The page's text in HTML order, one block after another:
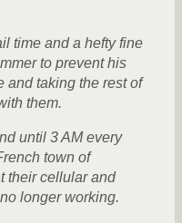
time and a hefty fine
to prevent his
and taking the rest of
them.
until 3 AM every
town of
their cellular and
longer working.